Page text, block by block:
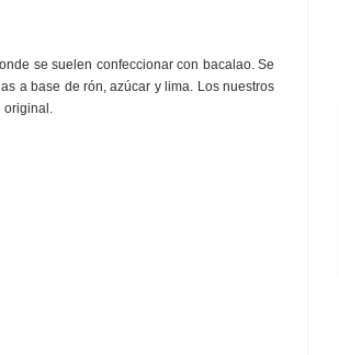
se suelen confeccionar con bacalao. Se
a base de rón, azúcar y lima. Los nuestros
original.